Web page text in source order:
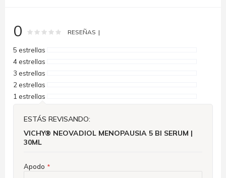
0 Rating: % of100
RESEÑAS
5 estrellas
4 estrellas
3 estrellas
2 estrellas
1 estrellas
ESTÁS REVISANDO:
VICHY® NEOVADIOL MENOPAUSIA 5 BI SERUM |
30ML
Apodo